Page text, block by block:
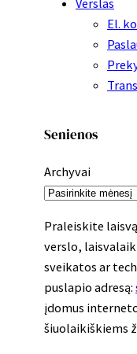
Verslas
El.
Senienos
Archyvai
Praleiskite
verslo,
sveikatos ar
puslapio adresą:
įdomus
šiuolaikiškiems